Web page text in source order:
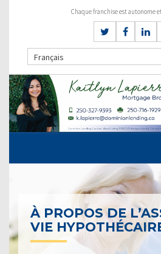
Chaque franchise est autonome
Français
À PROPOS DE
VIE